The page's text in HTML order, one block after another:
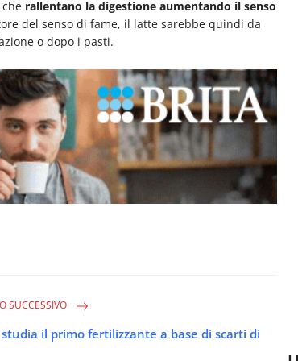
rallentano la digestione aumentando il senso
del senso di fame, il latte sarebbe quindi da
o dopo i pasti.
SUCCESSIVO
il primo fertilizzante a base di scarti di